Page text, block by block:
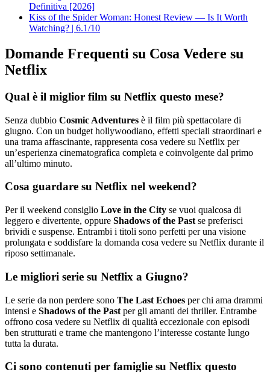
Definitiva [2026]
Kiss of the Spider Woman: Honest Review — Is It Worth
Watching? | 6.1/10
Domande Frequenti su Cosa Vedere su
Netflix
Qual è il miglior film su Netflix questo mese?
Senza dubbio Cosmic Adventures è il film più spettacolare di
giugno. Con un budget hollywoodiano, effetti speciali straordinari e
una trama affascinante, rappresenta cosa vedere su Netflix per
un’esperienza cinematografica completa e coinvolgente dal primo
all’ultimo minuto.
Cosa guardare su Netflix nel weekend?
Per il weekend consiglio Love in the City se vuoi qualcosa di
leggero e divertente, oppure Shadows of the Past se preferisci
brividi e suspense. Entrambi i titoli sono perfetti per una visione
prolungata e soddisfare la domanda cosa vedere su Netflix durante il
riposo settimanale.
Le migliori serie su Netflix a Giugno?
Le serie da non perdere sono The Last Echoes per chi ama drammi
intensi e Shadows of the Past per gli amanti dei thriller. Entrambe
offrono cosa vedere su Netflix di qualità eccezionale con episodi
ben strutturati e trame che mantengono l’interesse costante lungo
tutta la durata.
Ci sono contenuti per famiglie su Netflix questo